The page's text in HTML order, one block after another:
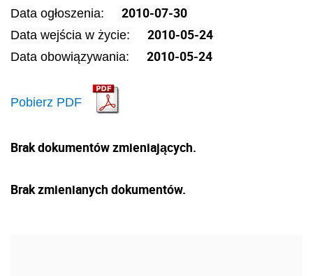
Data ogłoszenia: 2010-07-30
Data wejścia w życie: 2010-05-24
Data obowiązywania: 2010-05-24
Pobierz PDF
Brak dokumentów zmieniających.
Brak zmienianych dokumentów.